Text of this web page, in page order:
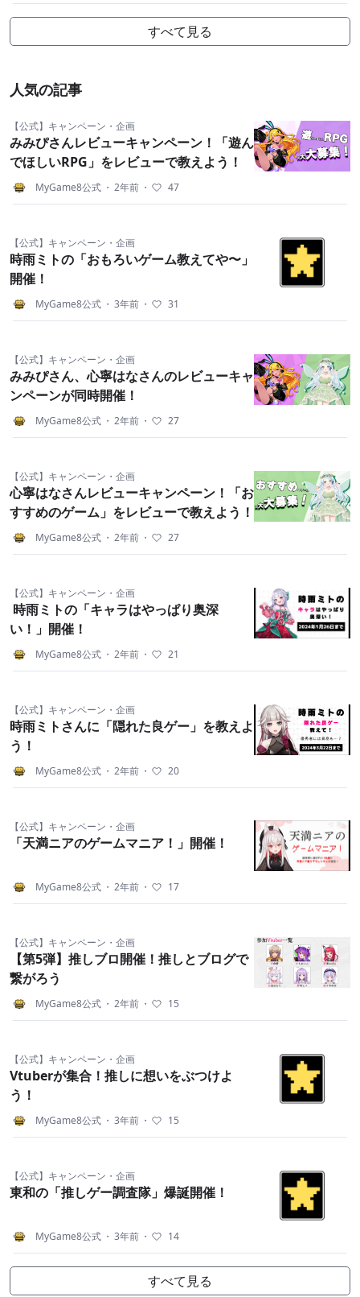
すべて見る
人気の記事
【公式】キャンペーン・企画
みみぴさんレビューキャンペーン！「遊ん
でほしいRPG」をレビューで教えよう！
MyGame8公式 ・ 2年前 ・ 47
【公式】キャンペーン・企画
時雨ミトの「おもろいゲーム教えてや〜」
開催！
MyGame8公式 ・ 3年前 ・ 31
【公式】キャンペーン・企画
みみぴさん、心寧はなさんのレビューキャ
ンペーンが同時開催！
MyGame8公式 ・ 2年前 ・ 27
【公式】キャンペーン・企画
心寧はなさんレビューキャンペーン！「お
すすめのゲーム」をレビューで教えよう！
MyGame8公式 ・ 2年前 ・ 27
【公式】キャンペーン・企画
時雨ミトの「キャラはやっぱり奥深
い！」開催！
MyGame8公式 ・ 2年前 ・ 21
【公式】キャンペーン・企画
時雨ミトさんに「隠れた良ゲー」を教えよ
う！
MyGame8公式 ・ 2年前 ・ 20
【公式】キャンペーン・企画
「天満ニアのゲームマニア！」開催！
MyGame8公式 ・ 2年前 ・ 17
【公式】キャンペーン・企画
【第5弾】推しブロ開催！推しとブログで
繋がろう
MyGame8公式 ・ 2年前 ・ 15
【公式】キャンペーン・企画
Vtuberが集合！推しに想いをぶつけよ
う！
MyGame8公式 ・ 3年前 ・ 15
【公式】キャンペーン・企画
東和の「推しゲー調査隊」爆誕開催！
MyGame8公式 ・ 3年前 ・ 14
すべて見る